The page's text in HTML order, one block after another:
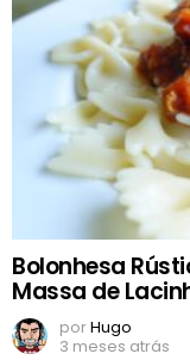
Bolonhesa
Massa de
porHugo
3 meses atrás